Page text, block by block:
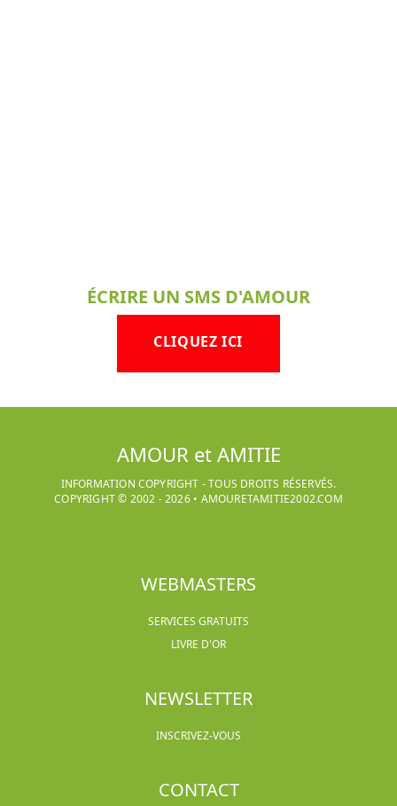
ÉCRIRE UN SMS D'AMOUR
CLIQUEZ ICI
AMOUR et AMITIE
INFORMATION COPYRIGHT - TOUS DROITS RÉSERVÉS.
COPYRIGHT © 2002 -2026• AMOURETAMITIE2002.COM
WEBMASTERS
SERVICES GRATUITS
LIVRE D'OR
NEWSLETTER
INSCRIVEZ-VOUS
CONTACT